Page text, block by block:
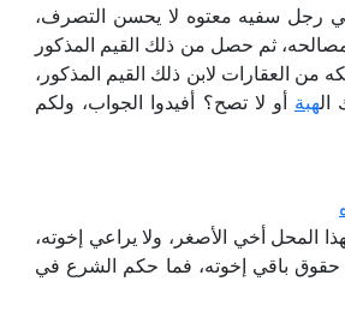
رجل سفيه معتوه لا يحسن التصرف،
ثم حصل من ذلك القيم المذكور
العقارات لابن ذلك القيم المذكور،
الهبة أو لا تصح؟ أفيدوا الجواب، ولكم
المحل أخي الأصغر، ولا يراعي إخوته،
باقي إخوته، فما حكم الشرع في